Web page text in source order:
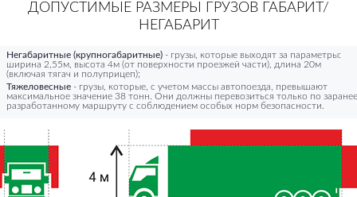
ДОПУСТИМЫЕ РАЗМЕРЫ ГРУЗОВ ГАБАРИТ/
НЕГАБАРИТ
Негабаритные (крупногабаритные) - грузы, которые выходят за параметры:
ширина 2,55м, высота 4м (от поверхности проезжей части), длина 20м
(включая тягач и полуприцеп);
Тяжеловесные - грузы, которые, с учетом массы автопоезда, превышают
максимальное значение 38 тонн. Они должны перевозиться только по заранее
разработанному маршруту с соблюдением особых норм безопасности.